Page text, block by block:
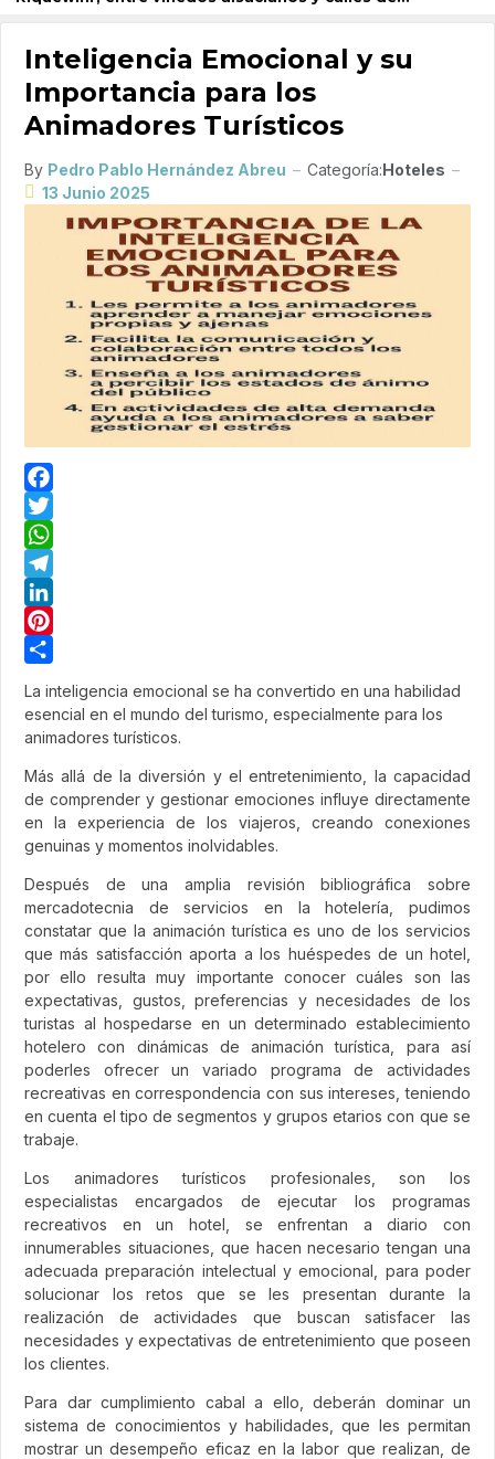
Inteligencia Emocional y su
Importancia para los
Animadores Turísticos
By Pedro Pablo Hernández Abreu Categoría:Hoteles
13 Junio 2025
Facebook
Twitter
WhatsApp
Telegram
LinkedIn
Pinterest
La inteligencia emocional se ha convertido en una habilidad
esencial en el mundo del turismo, especialmente para los
animadores turísticos.
Más allá de la diversión y el entretenimiento, la capacidad
de comprender y gestionar emociones influye directamente
en la experiencia de los viajeros, creando conexiones
genuinas y momentos inolvidables.
Después de una amplia revisión bibliográfica sobre
mercadotecnia de servicios en la hotelería, pudimos
constatar que la animación turística es uno de los servicios
que más satisfacción aporta a los huéspedes de un hotel,
por ello resulta muy importante conocer cuáles son las
expectativas, gustos, preferencias y necesidades de los
turistas al hospedarse en un determinado establecimiento
hotelero con dinámicas de animación turística, para así
poderles ofrecer un variado programa de actividades
recreativas en correspondencia con sus intereses, teniendo
en cuenta el tipo de segmentos y grupos etarios con que se
trabaje.
Los animadores turísticos profesionales, son los
especialistas encargados de ejecutar los programas
recreativos en un hotel, se enfrentan a diario con
innumerables situaciones, que hacen necesario tengan una
adecuada preparación intelectual y emocional, para poder
solucionar los retos que se les presentan durante la
realización de actividades que buscan satisfacer las
necesidades y expectativas de entretenimiento que poseen
los clientes.
Para dar cumplimiento cabal a ello, deberán dominar un
sistema de conocimientos y habilidades, que les permitan
mostrar un desempeño eficaz en la labor que realizan, de